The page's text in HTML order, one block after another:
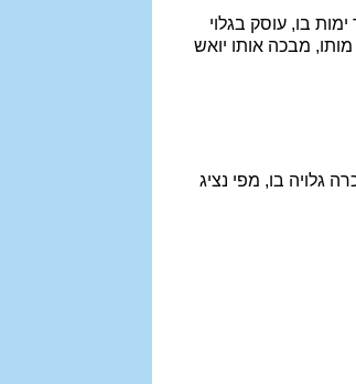
בו, עוסק בגלוי
מבכה אותו יואש
גלויה בו, מפי נציג